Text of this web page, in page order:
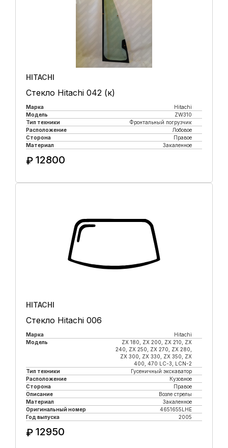
HITACHI
Стекло Hitachi 042 (к)
Марка
Hitachi
Модель
ZW310
Тип техники
Фронтальный погрузчик
Расположение
Лобовое
Сторона
Правое
Материал
Закаленное
₽ 12800
HITACHI
Стекло Hitachi 006
Марка
Hitachi
Модель
ZX 180, ZX 200, ZX 210, ZX
240, ZX 250, ZX 270, ZX 280,
ZX 300, ZX 330, ZX 350, ZX
400, 470 LC-3, LCN-2
Тип техники
Гусеничный экскаватор
Расположение
Кузовное
Сторона
Правое
Описание
Возле стрелы
Материал
Закаленное
Оригинальный номер
4651655LHE
Год выпуска
2005
₽ 12950